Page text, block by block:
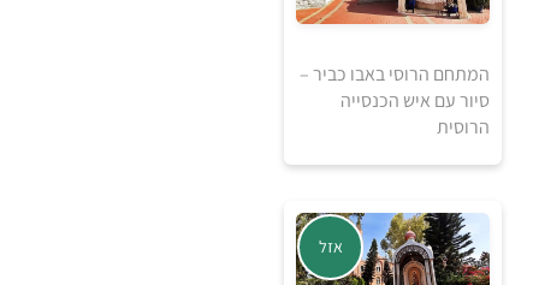
המתחם הרוסי באבו כביר –
סיור עם איש הכנסייה
הרוסית
אזל